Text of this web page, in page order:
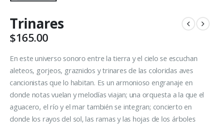
Trinares
$165.00
En este universo sonoro entre la tierra y el cielo se escuchan
aleteos, gorjeos, graznidos y trinares de las coloridas aves
cancionistas que lo habitan. Es un armonioso engranaje en
donde notas vuelan y melodías viajan; una orquesta a la que el
aguacero, el río y el mar también se integran; concierto en
donde los rayos del sol, las ramas y las hojas de los árboles